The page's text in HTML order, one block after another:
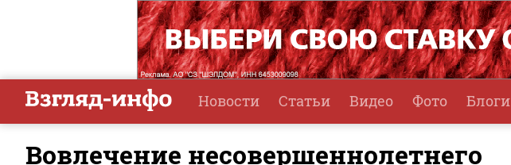
Новости Статьи Видео Фото Блоги
вовлечение несовершеннолетнего